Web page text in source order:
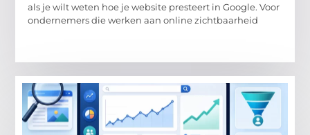
als je wilt weten hoe je website presteert in Google. Voor
ondernemers die werken aan online zichtbaarheid